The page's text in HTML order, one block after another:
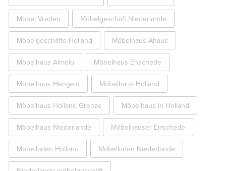
Möbel Vreden Möbelgeschäft Niederlande
Möbelgeschäfte Holland Möbelhaus Ahaus
Möbelhaus Almelo Möbelhaus Enschede
Möbelhaus Hengelo Möbelhaus Holland
Möbelhaus Holland Grenze Möbelhaus in Holland
Möbelhaus Niederlande Möbelhauser Enschede
Möbelladen Holland Möbelladen Niederlande